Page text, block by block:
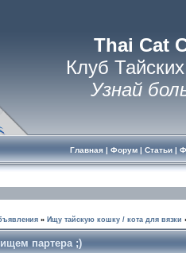
Thai Cat
Клуб
Узнай
Главная| Форум| Статьи|
» Ищу тайскую кошку / кота для вязки
партера ;)